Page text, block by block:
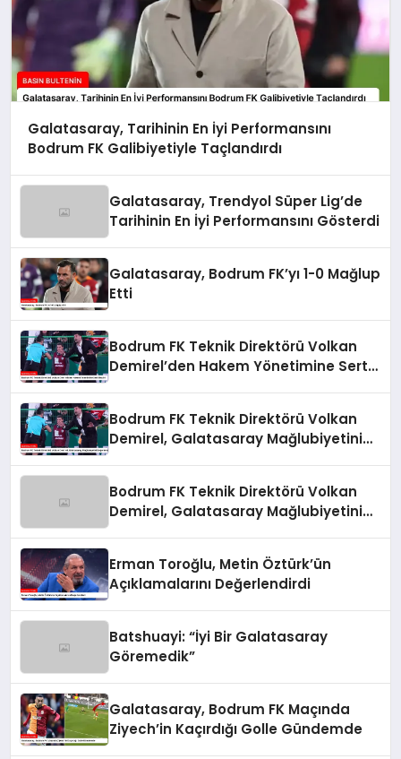
Galatasaray, Tarihinin En İyi Performansını
Bodrum FK Galibiyetiyle Taçlandırdı
Galatasaray, Trendyol Süper Lig’de
Tarihinin En İyi Performansını Gösterdi
Galatasaray, Bodrum FK’yı 1-0 Mağlup
Etti
Bodrum FK Teknik Direktörü Volkan
Demirel’den Hakem Yönetimine Sert
Bodrum FK Teknik Direktörü Volkan
Demirel, Galatasaray Mağlubiyetini
Bodrum FK Teknik Direktörü Volkan
Demirel, Galatasaray Mağlubiyetini
Erman Toroğlu, Metin Öztürk’ün
Açıklamalarını Değerlendirdi
Batshuayi: “İyi Bir Galatasaray
Göremedik”
Galatasaray, Bodrum FK Maçında
Ziyech’in Kaçırdığı Golle Gündemde